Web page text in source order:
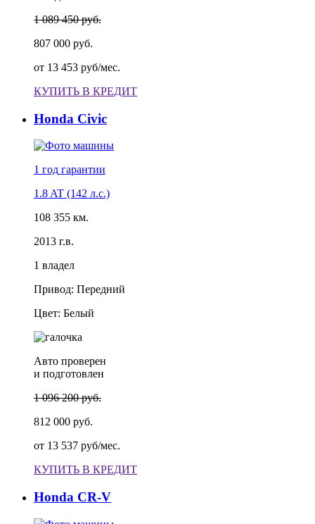
1 089 450 руб.
807 000 руб.
от 13 453 руб/мес.
КУПИТЬ В КРЕДИТ
Honda Civic
1 год гарантии
1.8 AT (142 л.с.)
108 355 км.
2013 г.в.
1 владел
Привод: Передний
Цвет: Белый
Авто проверен
и подготовлен
1 096 200 руб.
812 000 руб.
от 13 537 руб/мес.
КУПИТЬ В КРЕДИТ
Honda CR-V